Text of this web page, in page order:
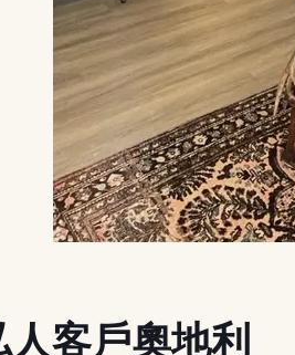
人客戶奧地利